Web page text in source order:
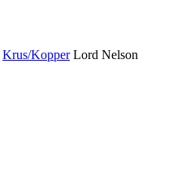
Krus/Kopper Lord Nelson